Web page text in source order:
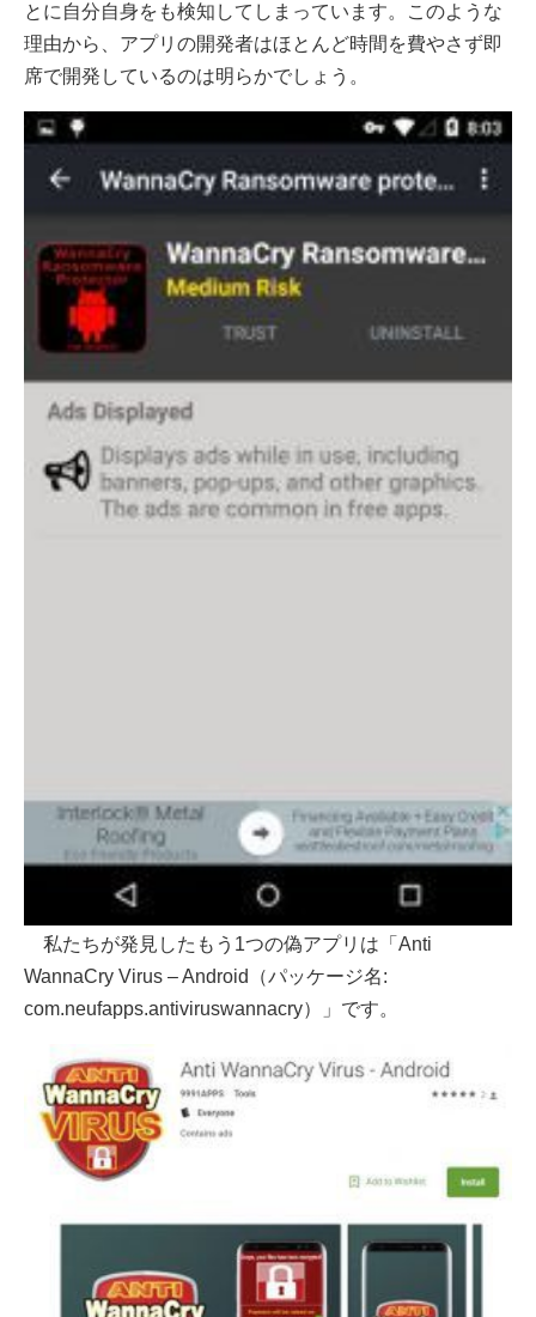
とに自分自身をも検知してしまっています。このような
理由から、アプリの開発者はほとんど時間を費やさず即
席で開発しているのは明らかでしょう。
私たちが発見したもう1つの偽アプリは「Anti
WannaCry Virus – Android（パッケージ名:
com.neufapps.antiviruswannacry）」です。